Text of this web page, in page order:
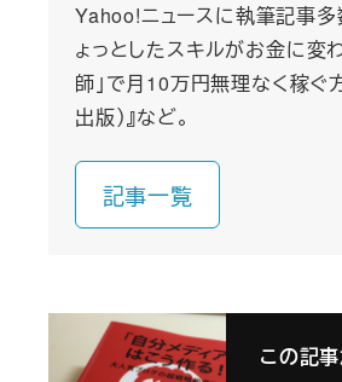
Yahoo!ニュースに執筆記事多
ょっとしたスキルがお金に変
師」で月10万円無理なく稼ぐ
出版）』など。
記事一覧
この記